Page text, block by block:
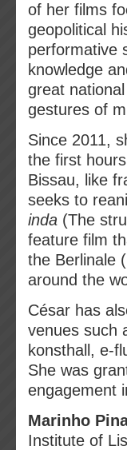
of her films
geopolitical
performative
knowledge
great
gestures of
Since 2011,
the first
Bissau, like
seeks to
inda (The
feature film
the Berlinale
around the
César has
venues such
konsthall, e-
She was
engagement
Marinho
Institute of